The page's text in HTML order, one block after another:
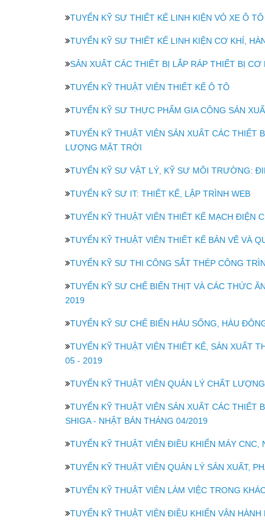
TUYỂN KỸ SƯ THIẾT KẾ LINH KIỆN VỎ XE Ô TÔ
TUYỂN KỸ SƯ THIẾT KẾ LINH KIỆN CƠ KHÍ,
SẢN XUẤT CÁC THIẾT BỊ LẮP RÁP THIẾT BỊ
TUYỂN KỸ THUẬT VIÊN THIẾT KẾ Ô TÔ
TUYỂN KỸ SƯ THỰC PHẨM GIA CÔNG SẢN
TUYỂN KỸ THUẬT VIÊN SẢN XUẤT CÁC THIẾT
LƯỢNG MẶT TRỜI
TUYỂN KỸ SƯ VẬT LÝ, KỸ SƯ MÔI TRƯỜNG:
TUYỂN KỸ SƯ IT: THIẾT KẾ, LẬP TRÌNH WEB
TUYỂN KỸ THUẬT VIÊN THIẾT KẾ MẠCH ĐIỆN
TUYỂN KỸ THUẬT VIÊN THIẾT KẾ BẢN VẼ VÀ
TUYỂN KỸ SƯ THI CÔNG SẮT THÉP CÔNG
TUYỂN KỸ SƯ CHẾ BIẾN THỊT VÀ CÁC THỨC
2019
TUYỂN KỸ SƯ CHẾ BIẾN HÀU SỐNG, HÀU
TUYỂN KỸ THUẬT VIÊN THIẾT KẾ, SẢN XUẤT
05 - 2019
TUYỂN KỸ THUẬT VIÊN QUẢN LÝ CHẤT
TUYỂN KỸ THUẬT VIÊN SẢN XUẤT CÁC THIẾT
SHIGA - NHẬT BẢN THÁNG 04/2019
TUYỂN KỸ THUẬT VIÊN ĐIỀU KHIỂN MÁY
TUYỂN KỸ THUẬT VIÊN QUẢN LÝ SẢN XUẤT,
TUYỂN KỸ THUẬT VIÊN LÀM VIỆC TRONG
TUYỂN KỸ THUẬT VIÊN ĐIỀU KHIỂN VẬN